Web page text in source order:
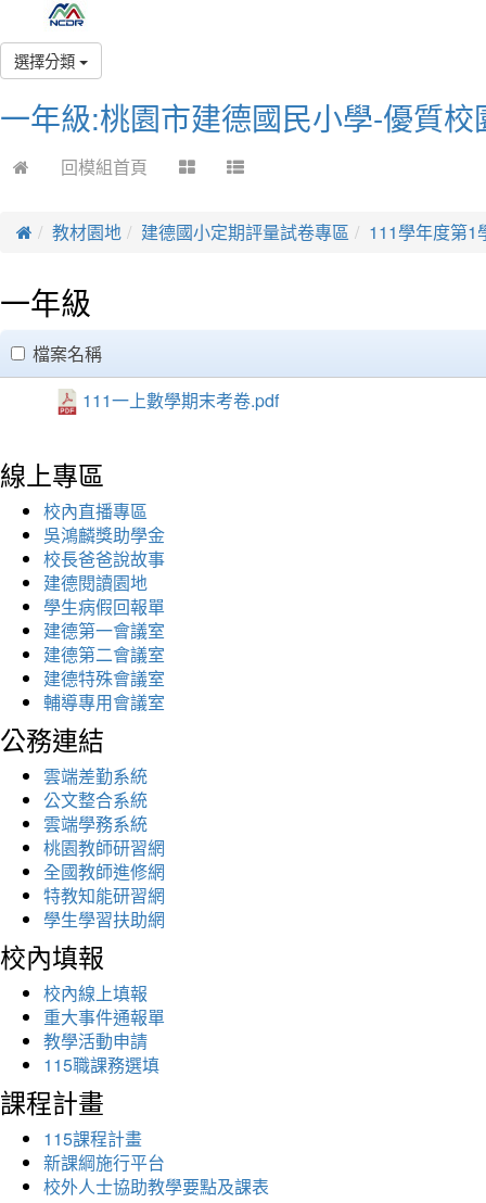
選擇分類
一年級:桃園市建德國民小學-優質校
回模組首頁
教材園地 建德國小定期評量試卷專區 111學年度第1
一年級
clickAll
檔案名稱
111一上數學期末考卷.pdf
線上專區
校內直播專區
吳鴻麟獎助學金
校長爸爸說故事
建德閱讀園地
學生病假回報單
建德第一會議室
建德第二會議室
建德特殊會議室
輔導專用會議室
公務連結
雲端差勤系統
公文整合系統
雲端學務系統
桃園教師研習網
全國教師進修網
特教知能研習網
學生學習扶助網
校內填報
校內線上填報
重大事件通報單
教學活動申請
115職課務選填
課程計畫
115課程計畫
新課綱施行平台
校外人士協助教學要點及課表